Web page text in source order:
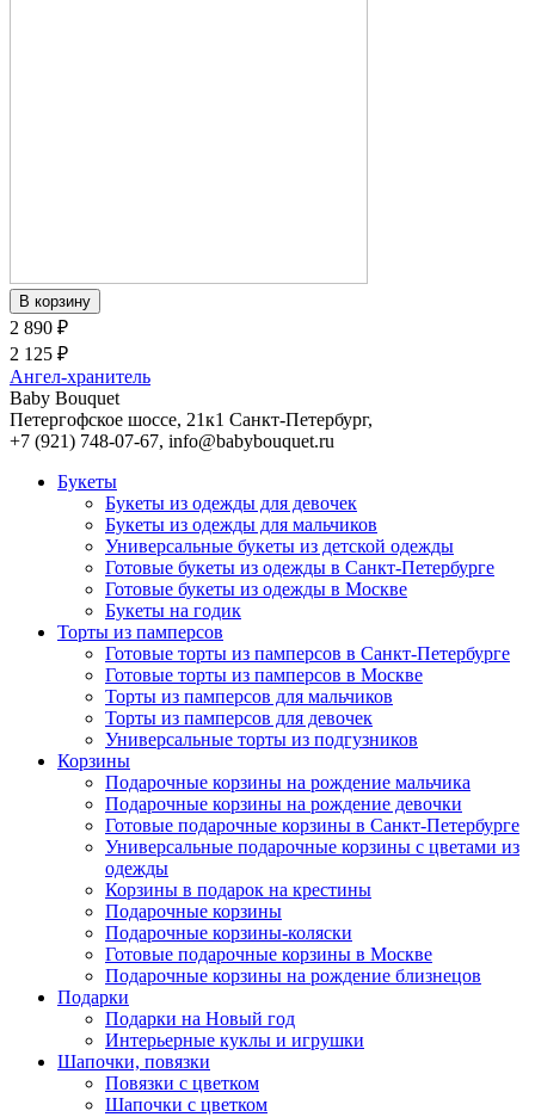
2 890 ₽
2 125 ₽
Ангел-хранитель
Baby Bouquet
Петергофское шоссе, 21к1 Санкт-Петербург,
+7 (921) 748-07-67, info@babybouquet.ru
Букеты
Букеты из одежды для девочек
Букеты из одежды для мальчиков
Универсальные букеты из детской одежды
Готовые букеты из одежды в Санкт-Петербурге
Готовые букеты из одежды в Москве
Букеты на годик
Торты из памперсов
Готовые торты из памперсов в Санкт-Петербурге
Готовые торты из памперсов в Москве
Торты из памперсов для мальчиков
Торты из памперсов для девочек
Универсальные торты из подгузников
Корзины
Подарочные корзины на рождение мальчика
Подарочные корзины на рождение девочки
Готовые подарочные корзины в Санкт-Петербурге
Универсальные подарочные корзины с цветами из
одежды
Корзины в подарок на крестины
Подарочные корзины
Подарочные корзины-коляски
Готовые подарочные корзины в Москве
Подарочные корзины на рождение близнецов
Подарки
Подарки на Новый год
Интерьерные куклы и игрушки
Шапочки, повязки
Повязки с цветком
Шапочки с цветком